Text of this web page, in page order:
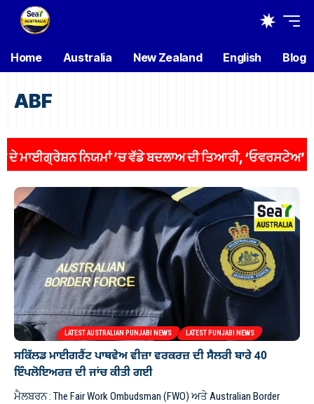
Home Australia New Zealand English Blog
ABF
ਨਿਯਮਾਂ ’ਚ ਵੱਡੇ ਬਦਲਾਅ ਦੀ ਤਿਆਰੀ, ‘ਓਵਰਸਟੇਅ’
LATEST AUSTRALIAN PUNJABI NEWS LATEST PUNJABI NEWS
ਸਕਿੱਲਡ ਮਾਈਗਰੈਂਟ ਪਾਥਵੇਅ ਵੀਜ਼ਾ ਵਰਕਰਜ਼ ਦੀ ਸੈਲਰੀ ਬਾਰੇ 40
ਇੰਪਲੋਇਅਰਜ਼ ਦੀ ਜਾਂਚ ਕੀਤੀ ਗਈ
ਮੈਲਬਰਨ : The Fair Work Ombudsman (FWO) ਅਤੇ Australian Border